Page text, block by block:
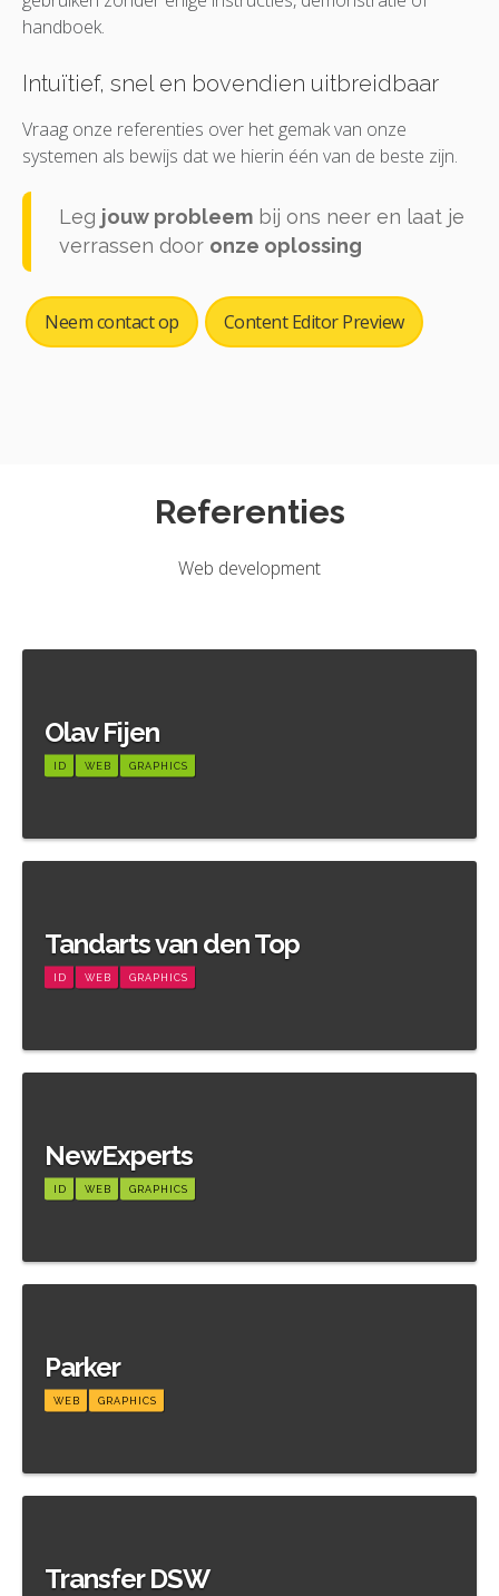
handboek.
Intuïtief, snel en bovendien uitbreidbaar
Vraag onze referenties over het gemak van onze
systemen als bewijs dat we hierin één van de beste zijn.
Leg jouw probleem bij ons neer en laat je
verrassen door onze oplossing
Neem contact op Content Editor Preview
Referenties
Web development
Olav Fijen
ID WEB GRAPHICS
Meer informatie
Tandarts van den Top
ID WEB GRAPHICS
Meer informatie
NewExperts
ID WEB GRAPHICS
Meer informatie
Parker
WEB GRAPHICS
Meer informatie
Transfer DSW